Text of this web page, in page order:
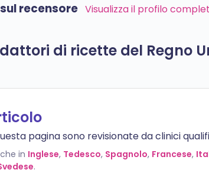
recensore Visualizza il profilo
di ricette del Regno
pagina sono revisionate da clinici
in Inglese, Tedesco, Spagnolo, Francese,
.